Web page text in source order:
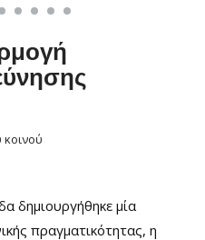
δημιουργήθηκε μία
πραγματικότητας, η